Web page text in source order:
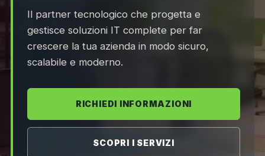
FAQ
Support
Il partner tecnologico che progetta e
gestisce soluzioni IT complete per far
crescere la tua azienda in modo sicuro,
scalabile e moderno.
RICHIEDI INFORMAZIONI
SCOPRI I SERVIZI